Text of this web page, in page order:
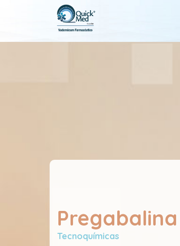
Pregabalina
Tecnoquímicas